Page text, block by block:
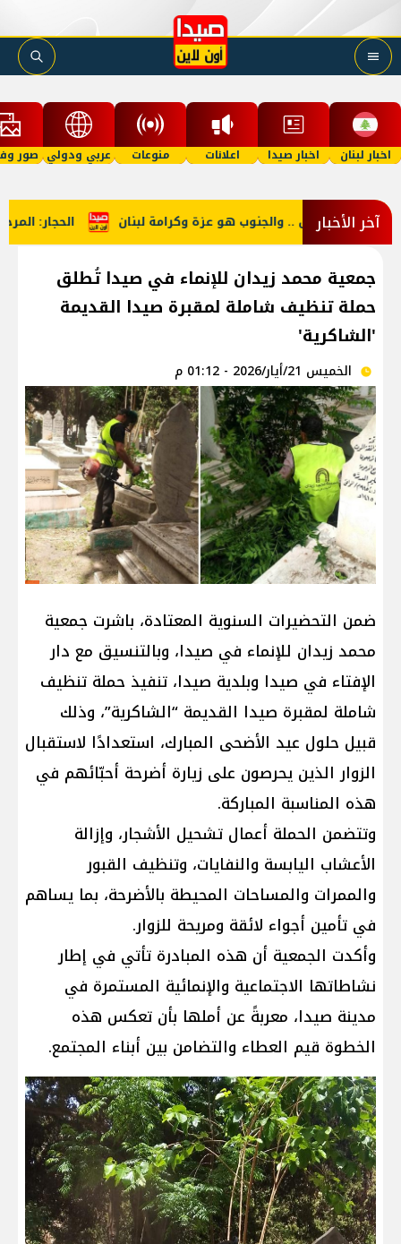
اخبار لبنان اخبار صيدا اعلانات منوعات عربي ودولي صور
آخر الأخبار الحجار: المرحلة بالأرض .. والجنوب هو عزة وكرامة لبنان
جمعية محمد زيدان للإنماء في صيدا تُطلق
حملة تنظيف شاملة لمقبرة صيدا القديمة
'الشاكرية'
الخميس 21/أيار/2026 - 01:12 م
ضمن التحضيرات السنوية المعتادة، باشرت جمعية
محمد زيدان للإنماء في صيدا، وبالتنسيق مع دار
الإفتاء في صيدا وبلدية صيدا، تنفيذ حملة تنظيف
شاملة لمقبرة صيدا القديمة “الشاكرية”، وذلك
قبيل حلول عيد الأضحى المبارك، استعدادًا لاستقبال
الزوار الذين يحرصون على زيارة أضرحة أحبّائهم في
هذه المناسبة المباركة.
وتتضمن الحملة أعمال تشحيل الأشجار، وإزالة
الأعشاب اليابسة والنفايات، وتنظيف القبور
والممرات والمساحات المحيطة بالأضرحة، بما يساهم
في تأمين أجواء لائقة ومريحة للزوار.
وأكدت الجمعية أن هذه المبادرة تأتي في إطار
نشاطاتها الاجتماعية والإنمائية المستمرة في
مدينة صيدا، معربةً عن أملها بأن تعكس هذه
الخطوة قيم العطاء والتضامن بين أبناء المجتمع.